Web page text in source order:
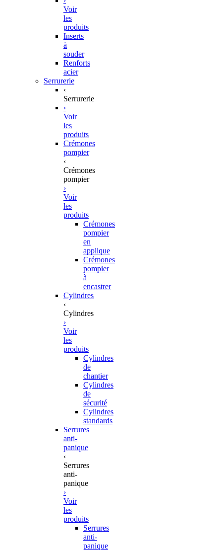
Voir
les
produits
Inserts
à
souder
Renforts
acier
Serrurerie
‹
Serrurerie
›
Voir
les
produits
Crémones
pompier
‹
Crémones
pompier
›
Voir
les
produits
Crémones
pompier
en
applique
Crémones
pompier
à
encastrer
Cylindres
‹
Cylindres
›
Voir
les
produits
Cylindres
de
chantier
Cylindres
de
sécurité
Cylindres
standards
Serrures
anti-
panique
‹
Serrures
anti-
panique
›
Voir
les
produits
Serrures
anti-
panique